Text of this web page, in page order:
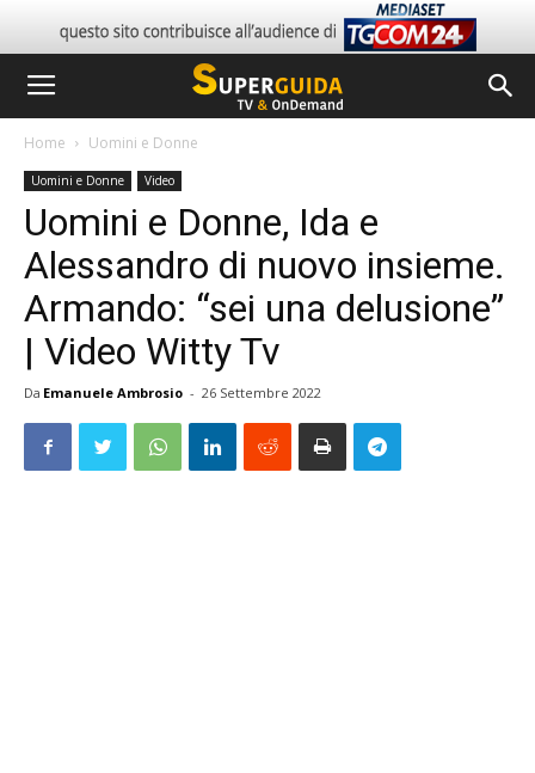
Home Uomini e Donne
Uomini e Donne Video
Uomini e Donne, Ida e
Alessandro di nuovo insieme.
Armando: “sei una delusione”
| Video Witty Tv
Da Emanuele Ambrosio - 26 Settembre 2022